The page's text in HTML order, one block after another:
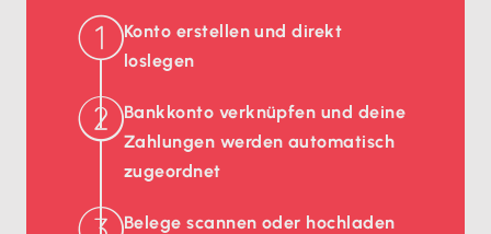
Konto erstellen und direkt
loslegen
Bankkonto verknüpfen und deine
Zahlungen werden automatisch
zugeordnet
Belege scannen oder hochladen